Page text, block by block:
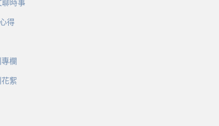
聊時事
得
欄
絮